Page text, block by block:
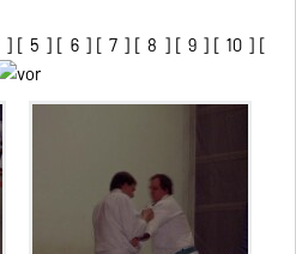
] [ 5 ] [ 6 ] [ 7 ] [ 8 ] [ 9 ] [ 10 ] [